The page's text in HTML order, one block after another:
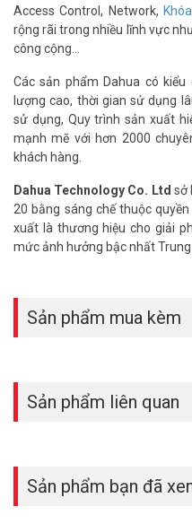
Access Control, Network,
rộng rãi trong nhiều lĩnh vực
công cộng…
Các sản phẩm Dahua có
lượng cao, thời gian sử dụng
sử dụng, Quy trình sản xuất
mạnh mẽ với hơn 2000
khách hàng.
Dahua Technology Co. Ltd sở
20 bằng sáng chế thuộc
xuất là thương hiệu cho giải
mức ảnh hưởng bậc nhất Trung
Sản phẩm mua kèm
Sản phẩm liên quan
Sản phẩm bạn đã